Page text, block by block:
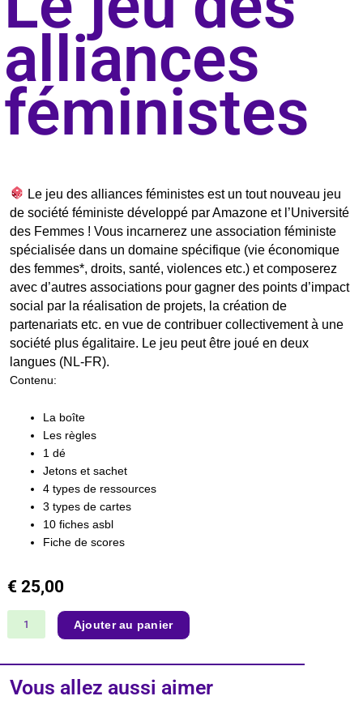
alliances
féministes
Le jeu des alliances féministes est un tout nouveau jeu
de société féministe développé par Amazone et l’Université
des Femmes ! Vous incarnerez une association féministe
spécialisée dans un domaine spécifique (vie économique
des femmes*, droits, santé, violences etc.) et composerez
avec d’autres associations pour gagner des points d’impact
social par la réalisation de projets, la création de
partenariats etc. en vue de contribuer collectivement à une
société plus égalitaire. Le jeu peut être joué en deux
langues (NL-FR).
Contenu:
La boîte
Les règles
1 dé
Jetons et sachet
4 types de ressources
3 types de cartes
10 fiches asbl
Fiche de scores
€ 25,00
quantité
de
des
Ajouter au panier
Vous allez aussi aimer